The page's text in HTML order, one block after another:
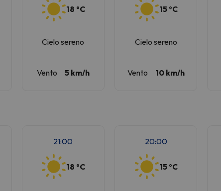
18 ºC
Cielo sereno
Vento 5 km/h
15 ºC
Cielo sereno
Vento 10 km/h
21:00
18 ºC
20:00
15 ºC